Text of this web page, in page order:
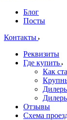
Блог
Посты
Контакты
Реквизиты
Где купить
Как
Отзывы
Схема